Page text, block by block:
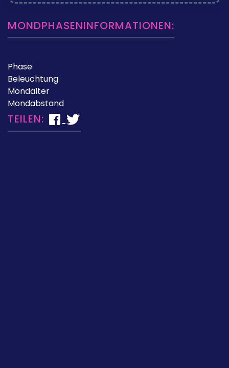
MONDPHASENINFORMATIONEN:
Phase
Beleuchtung
Mondalter
Mondabstand
TEILEN: